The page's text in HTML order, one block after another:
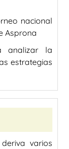
nacional
Asprona
analizar la
estrategias
varios